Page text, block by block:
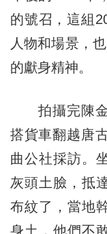
的號召，這組
人物和場景，
的獻身精神。
拍攝完陳金
搭貨車翻越唐
曲公社採訪。
灰頭土臉，抵
布紋了，當地
身土，他們不